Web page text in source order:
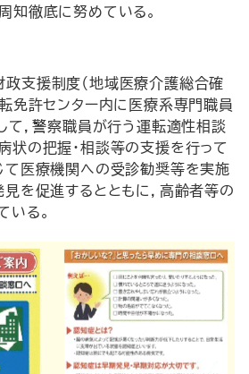
知徹底に努めている。
政支援制度（地域医療介護総合確
免許センター内に医療系専門職員
て，警察職員が行う運転適性相談
状の把握・相談等の支援を行って
て医療機関への受診勧奨等を実施
見を促進するとともに，高齢者等の
いる。